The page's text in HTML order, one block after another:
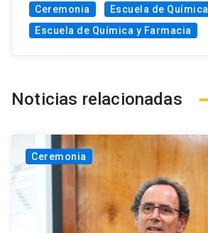
Ceremonia
Escuela de Química
Escuela de Química y Farmacia
Noticias relacionadas
Ceremonia